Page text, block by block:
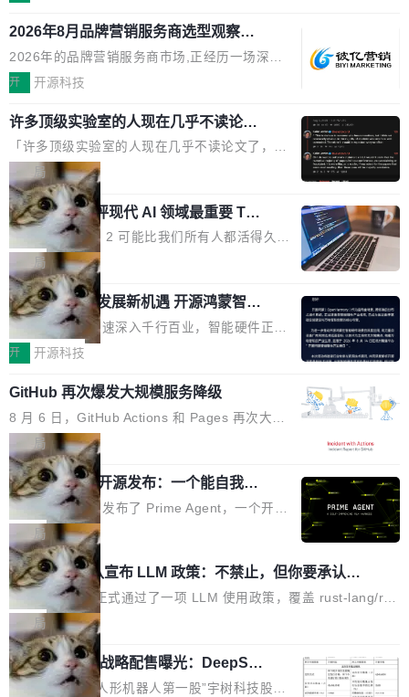
模型，再返回一段回答。仅此而已。 这当然有用，但总觉得差点意
思。比如我在一个后台管理系统里，需要填50个表单字段，每个字
段还有联动逻辑；比如我想...
机长度仅16厘米，提供1600W额定功率与80PLUS钛金能效；支持
ATX 3.1与PCIe 5.1规范，结合服务器级元件、完善供电线材与内
置实时LCD监控屏，可充分满足当下高阶PC主机的严苛使用需求。
澎湃功率，紧凑机身 钛金雕1600PG5 AI TOP具备强悍输出功率，
同时实现机身尺寸大幅精简。整机长度仅16厘米，属于同功率段机
身尺寸十分紧凑的1600W电源产品。小巧机身有效提升市面主流标
准A...
2026年8月品牌营销服务商选型观察：
从流量思维到品牌资产思维的范式转移
2026年的品牌营销服务商市场,正经历一场深刻
的价值重构。全球全案品牌代理机构市场从2025
复合增长率达5.44%,预计2032年将突破120亿美
元。数字广告与公共关系相关服务市场更是从20
25年的8463亿美元扩张至2026年的8763亿美
元。数字的背后是一个清晰的事实——品牌对专
业化营销服务的需求从未如此迫切。 但市场扩容
的同时,服务商的竞争逻辑正在改变。2026年Top
Agency年度合辑的观察指出,“产品”这个离消费
者最近的载体,在整个品牌营销层面的权重显著变
高了。全域营销服务商的竞争正在从规模转向深
度,案例厚度、全域覆盖、多线协同...
开 开源科技
许多顶级实验室的人现在几乎不读论文
了
「许多顶级实验室的人现在几乎不读论文了，而
且他们认为 ICLR/ICML/NeurIPS 充斥着大量过
度宣传和欺诈。」 OpenAI 研究员 Keller Jorda
n 这条推文引发了广泛讨论。他不是在说风凉
话，他是说出了一个圈内人尽皆知但很少公开捅
破的事实。 Jordan 随后补充了一句软化声明：
「我不认为这些会议上大部分论文都在过度宣传
或造假。问题是，作为读者，如果你筛选出那些
看起来最令人兴奋的论文，那它们大部分都是过
度宣传的。」 这才是真正的痛点。不是所有论文
都有问题，是最吸引眼球的那批论文最有问题。
他引用的帖子来自 Mathew Shen，一位 ICLR 2
026 的读者：「看了篇 ...
局
xAI 前工程师评现代 AI 领域最重要 Top
3 开源项目
Flash Attention 2 可能比我们所有人都活得久。
这句话不是来自某个技术博客，而是出自 Hieu
Pham 的一条推文。Hieu Pham 是谁？他是 xAI
的早期工程师之一，在 Grok 训练基础设施团队
工作过。近日他在 X 上发了一条帖子，列出了他
认为现代 AI 领域最重要的三个开源项目。 第一
理由很具体。FA 系列不需要解释，但 FA2 是他
认为最重要的一个——复杂度恰到好处，刚好能
驱动你去学 CuTe，但还没被那些"邪恶的" Hopp
er++ 优化所淹没，足够容易修改和适配。 更关
键的是 FA2 的持久性...
局
共商智能硬件发展新机遇 开源鸿蒙智能
硬件开发者日杭州站即将举行
随着万物智联加速深入千行百业，智能硬件正从
单点设备迈向智能化、网联化、协同化发展。作
鸿蒙通过统一技术底座和分布式能力，为不同类
型智能设备的开发、连接与互联提供关键支撑，
也为产业链企业探索产品创新与商业增长打开新
的空间。 8月14日，开源鸿蒙智能硬件开发者日
（OHDD：OpenHarmony Hardware Develope
r Day）将在杭州启航。活动面向智能硬件产业
链企业和开发者，邀请行业专家与资深技术顾
问，围绕开源鸿蒙技术能力、设备适配、芯片适
配、功耗与稳定性调优、兼容性测评及统一互联
等内容展开系统讲解和实战交流，帮助企业进一
步了解开源鸿蒙在智能...
开 开源科技
GitHub 再次爆发大规模服务降级
8 月 6 日，GitHub Actions 和 Pages 再次大规
模服务降级，Actions 完全不可用超过 5 小时，
webhook 停发，连自托管 runner 也因调度层故
障无法工作。Pages、Copilot code review、C
opilot coding agent 全部受影响。从检测到完全
恢复，大约 12 小时。 这是 2026 年 8 月的第六
起事故，其中四起与 AI/Copilot 服务相关。 Git
Hub 员工 kdaigle 在 HN 讨论中贴出了一组数
据：2025 年全年 10 亿次 commit。现在，每周
2.75 亿次，全年预计 140 亿次。GitHub...
局
Prime Agent 开源发布：一个能自我改
进的编程 Agent，ARC-AGI 3 超越人类
专家基线
Prime Intellect 发布了 Prime Agent，一个开源
的编程 Agent Harness，核心设计围绕两个抽
象：Recursive Language Model（RLM）和 C
ontinual Harness。在 ARC-AGI 3 基准测试
上，Prime Agent + Opus 5 的组合达到了 95.
5% RHAE Best@1，超过了 ARC 报告的人类专
家基线 95.4%。 不是又一个 coding agent 包装
器 Prime Agent 的架构和市面上大多数 coding
agent 有本质区别。大多数 agent harness 的设
局
Rust 项目团队宣布 LLM 政策：不禁止，但你要承认哪
些代码不是你写的
Rust 语言项目正式通过了一项 LLM 使用政策，覆盖 rust-lang/rus
t 单一仓库的代码贡献。这不是项目级别的官方立场，目前由五个
团队采纳，但它可能是主流开源项目中关于 AI 辅助贡献最细致的一
份规则。 政策的核心只有一句话：LLM 可以用来分析、提炼、审
阅、建议，但不能用来创作。 具体来说，LLM 生成的代码可以提
局
宇树科技 IPO 战略配售曝光：DeepSe
ek 获配 93.3 万股，锁定 36 个月
8月6日晚间，“人形机器人第一股”宇树科技股份